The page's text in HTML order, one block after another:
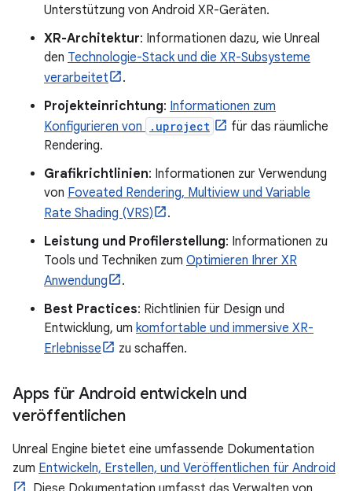
Unterstützung von Android XR-Geräten.
XR-Architektur: Informationen dazu, wie Unreal
den Technologie-Stack und die XR-Subsysteme
verarbeitet
.
Projekteinrichtung: Informationen zum
Konfigurieren von
.uproject
für das räumliche
Rendering.
Grafikrichtlinien: Informationen zur Verwendung
von Foveated Rendering, Multiview und Variable
Rate Shading (VRS)
.
Leistung und Profilerstellung: Informationen zu
Tools und Techniken zum Optimieren Ihrer XR
Anwendung
.
Best Practices: Richtlinien für Design und
Entwicklung, um komfortable und immersive XR-
Erlebnisse
zu schaffen.
Apps für Android entwickeln und
veröffentlichen
Unreal Engine bietet eine umfassende Dokumentation
zum Entwickeln, Erstellen, und Veröffentlichen für Android